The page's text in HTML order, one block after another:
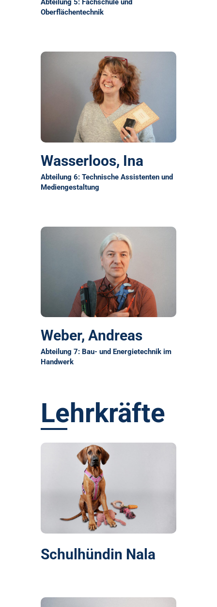
Abteilung 5: Fachschule und
Oberflächentechnik
Wasserloos, Ina
Abteilung 6: Technische Assistenten und
Mediengestaltung
Weber, Andreas
Abteilung 7: Bau- und Energietechnik im
Handwerk
Lehrkräfte